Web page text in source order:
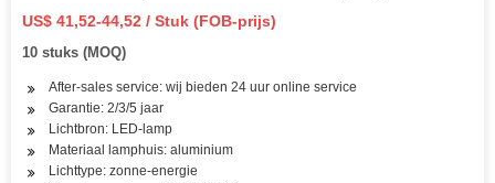
Beschikbaar Watt: 60W / 100W / 200W / 300W / 800W
US$ 41,52-44,52 / Stuk (FOB-prijs)
10 stuks (MOQ)
After-sales service: wij bieden 24 uur online service
Garantie: 2/3/5 jaar
Lichtbron: LED-lamp
Materiaal lamphuis: aluminium
Lichttype: zonne-energie